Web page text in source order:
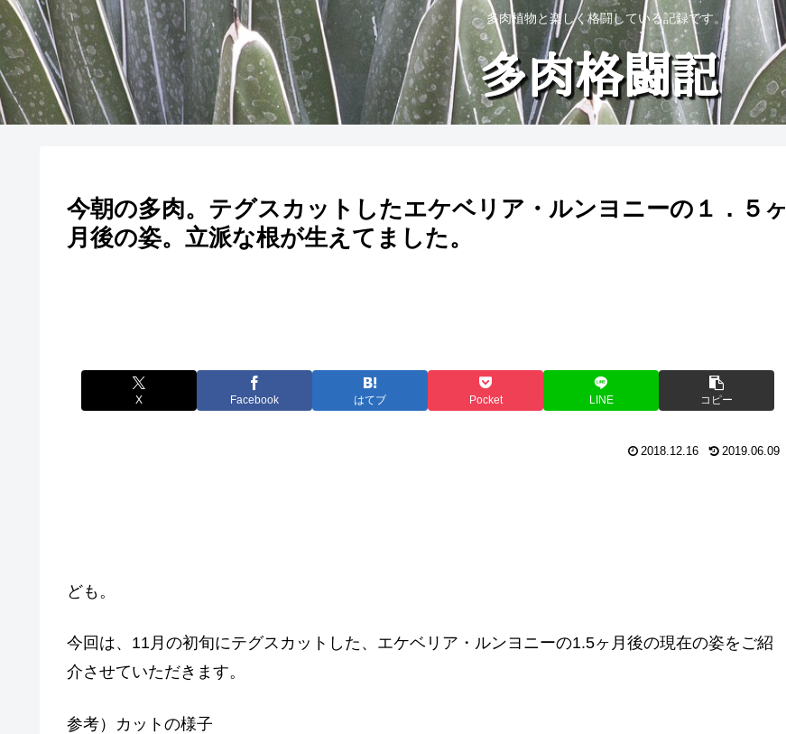
多肉植物と楽しく格闘している記録です。
今朝の多肉。テグスカットしたエケベリア・ルンヨニーの１．５ヶ
月後の姿。立派な根が生えてました。
X Facebook はてブ Pocket LINE コピー
2018.12.16 2019.06.09
ども。
今回は、11月の初旬にテグスカットした、エケベリア・ルンヨニーの1.5ヶ月後の現在の姿をご紹
介させていただきます。
参考）カットの様子